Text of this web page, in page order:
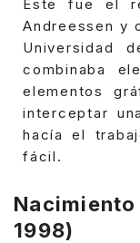
Este fue el
Andreessen y
Universidad
combinaba
elementos
interceptar
hacía el
fácil.
Nacimiento
1998)